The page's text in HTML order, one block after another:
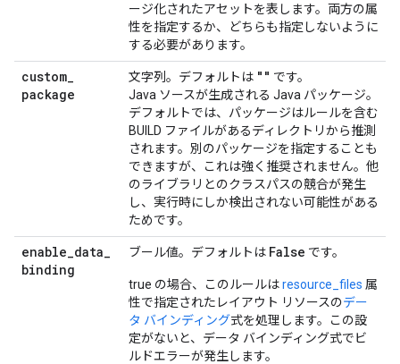
ージ化されたアセットを表します。両方の属
性を指定するか、どちらも指定しないように
する必要があります。
custom_
package
文字列。デフォルトは "" です。
Java ソースが生成される Java パッケージ。
デフォルトでは、パッケージはルールを含む
BUILD ファイルがあるディレクトリから推測
されます。別のパッケージを指定することも
できますが、これは強く推奨されません。他
のライブラリとのクラスパスの競合が発生
し、実行時にしか検出されない可能性がある
ためです。
enable_data_
binding
ブール値。デフォルトは False です。
true の場合、このルールはresource_files 属
性で指定されたレイアウト リソースのデー
タ バインディング式を処理します。この設
定がないと、データ バインディング式でビ
ルドエラーが発生します。